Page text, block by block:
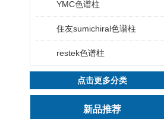
YMC色谱柱
住友sumichiral色谱柱
restek色谱柱
点击更多分类
新品推荐